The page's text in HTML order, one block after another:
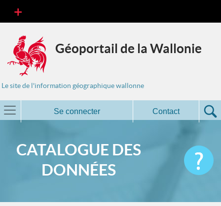
Géoportail de la Wallonie
Le site de l'information géographique wallonne
Se connecter Contact
CATALOGUE DES
DONNÉES